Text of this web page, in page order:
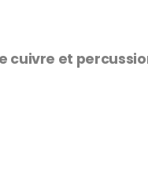
cuivre et